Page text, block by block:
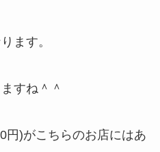
ます。
すね＾＾
円)がこちらのお店にはあ